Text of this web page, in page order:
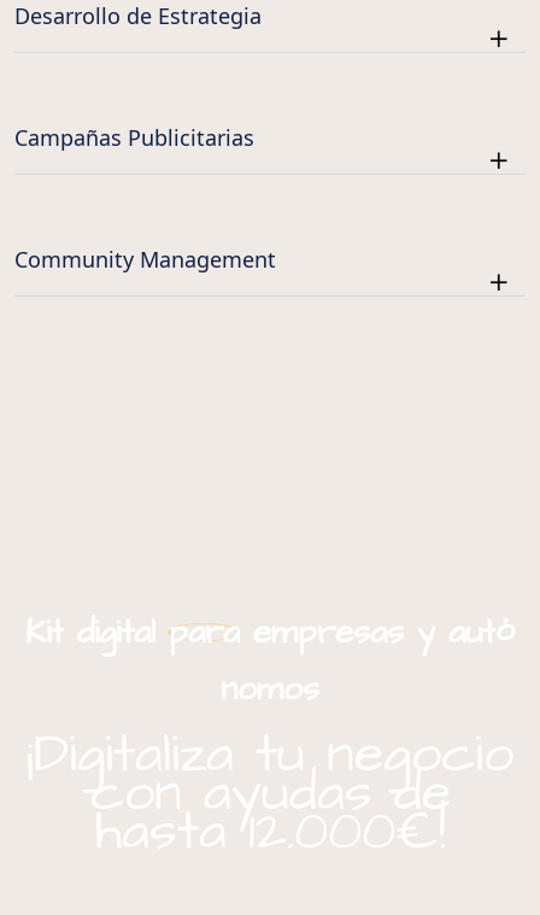
Desarrollo de Estrategia
Campañas Publicitarias
Community Management
Kit digital para empresas y autó
nomos
¡Digitaliza tu negocio
con ayudas de
hasta 12.000€!